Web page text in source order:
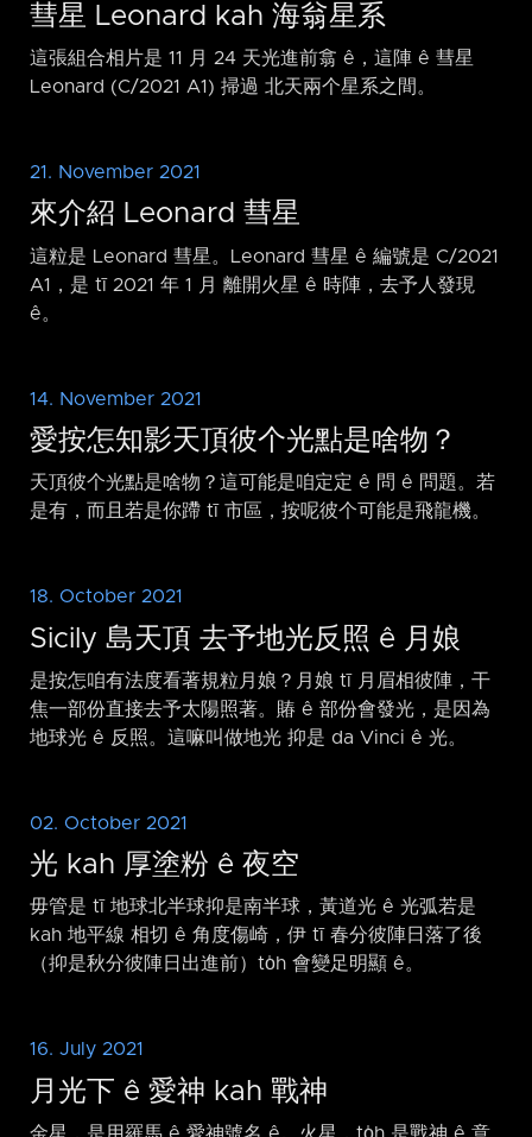
彗星 Leonard kah 海翁星系
這張組合相片是 11 月 24 天光進前翕 ê，這陣 ê 彗星
Leonard (C/2021 A1) 掃過 北天兩个星系之間。
21. November 2021
來介紹 Leonard 彗星
這粒是 Leonard 彗星。Leonard 彗星 ê 編號是 C/2021
A1，是 tī 2021 年 1 月 離開火星 ê 時陣，去予人發現
ê。
14. November 2021
愛按怎知影天頂彼个光點是啥物？
天頂彼个光點是啥物？這可能是咱定定 ê 問 ê 問題。若
是有，而且若是你蹛 tī 市區，按呢彼个可能是飛龍機。
18. October 2021
Sicily 島天頂 去予地光反照 ê 月娘
是按怎咱有法度看著規粒月娘？月娘 tī 月眉相彼陣，干
焦一部份直接去予太陽照著。賰 ê 部份會發光，是因為
地球光 ê 反照。這嘛叫做地光 抑是 da Vinci ê 光。
02. October 2021
光 kah 厚塗粉 ê 夜空
毋管是 tī 地球北半球抑是南半球，黃道光 ê 光弧若是
kah 地平線 相切 ê 角度傷崎，伊 tī 春分彼陣日落了後
（抑是秋分彼陣日出進前）to̍h 會變足明顯 ê。
16. July 2021
月光下 ê 愛神 kah 戰神